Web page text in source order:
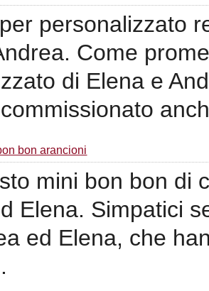
personalizzato
Come
di Elena e
bon arancioni
mini bon bon di
Elena. Simpatici
ed Elena, che